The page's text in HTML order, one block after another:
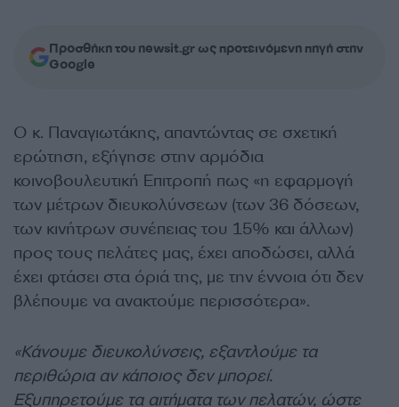
Προσθήκη του newsit.gr ως προτεινόμενη πηγή στην
Google
Ο κ. Παναγιωτάκης, απαντώντας σε σχετική
ερώτηση, εξήγησε στην αρμόδια
κοινοβουλευτική Επιτροπή πως «η εφαρμογή
των μέτρων διευκολύνσεων (των 36 δόσεων,
των κινήτρων συνέπειας του 15% και άλλων)
προς τους πελάτες μας, έχει αποδώσει, αλλά
έχει φτάσει στα όριά της, με την έννοια ότι δεν
βλέπουμε να ανακτούμε περισσότερα».
«Κάνουμε διευκολύνσεις, εξαντλούμε τα
περιθώρια αν κάποιος δεν μπορεί.
Εξυπηρετούμε τα αιτήματα των πελατών, ώστε